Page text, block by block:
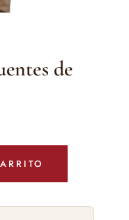
de